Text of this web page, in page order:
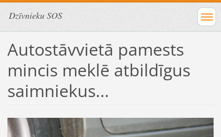
Dzīvnieku SOS
Autostāvvietā pamests
mincis meklē atbildīgus
saimniekus...